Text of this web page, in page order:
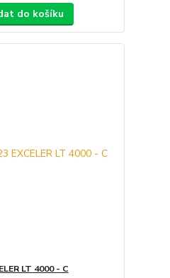
do košíku
LT 4000 - C